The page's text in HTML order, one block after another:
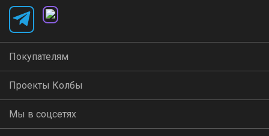
Покупателям
Проекты Колбы
Мы в соцсетях